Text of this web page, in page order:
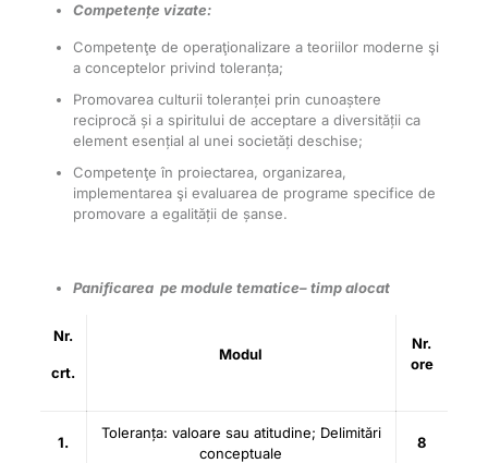
Competențe vizate:
Competenţe de operaţionalizare a teoriilor moderne şi
a conceptelor privind toleranța;
Promovarea culturii toleranței prin cunoaștere
reciprocă și a spiritului de acceptare a diversității ca
element esențial al unei societăți deschise;
Competenţe în proiectarea, organizarea,
implementarea şi evaluarea de programe specifice de
promovare a egalității de șanse.
Panificarea pe module tematice– timp alocat
Nr.
crt.
Modul
Nr.
ore
1.
Toleranța: valoare sau atitudine; Delimitări
conceptuale
8